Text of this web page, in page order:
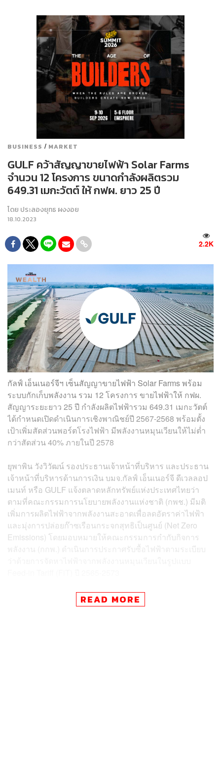
BUSINESS / MARKET
GULF คว้าสัญญาขายไฟฟ้า Solar Farms
จำนวน 12 โครงการ ขนาดกำลังผลิตรวม
649.31 เมกะวัตต์ ให้ กฟผ. ยาว 25 ปี
โดย ประลองยุทธ ผงงอย
18.10.2023
2.2K
กัลฟ์ เอ็นเนอร์จีฯ เซ็นสัญญาขายไฟฟ้า Solar Farms พร้อม
ระบบกักเก็บพลังงาน รวม 12 โครงการ ขายไฟฟ้าให้ กฟผ.
สัญญาระยะยาว 25 ปี กำลังผลิตไฟฟ้ารวม 649.31 เมกะวัตต์
ได้กำหนดเปิดดำเนินการเชิงพาณิชย์ปี 2567-2568 พร้อมตั้ง
เป้าเพิ่มสัดส่วนพอร์ตโรงไฟฟ้า มีพลังงานหมุนเวียนให้ไม่ต่ำ
กว่าสัดส่วน 40% ภายในปี 2578
ยุพาพิน วังวิวัฒน์ รองประธานเจ้าหน้าที่บริหาร และประธาน
เจ้าหน้าที่บริหารด้านการเงิน บมจ.กัลฟ์ เอ็นเนอร์จี ดีเวลลอป
เมนท์ หรือ GULF แจ้งตลาดหลักทรัพย์แห่งประเทศไทยว่า
ตามที่คณะกรรมการนโยบายพลังงานแห่งชาติ (กพช.) มีมติ
เพิ่มการผลิตไฟฟ้าจากพลังงานสะอาดเพื่อลดอัตราค่าไฟฟ้า
และมุ่งการปล่อยก๊าซเรือนกระจกสุทธิเป็นศูนย์ (Net Zero
Emissions) โดยมอบหมายให้คณะกรรมการกำกับกิจการ
พลังงาน (กกพ.) ดำเนินการประกาศรับซื้อไฟฟ้าตามระเบียบ
สำหรับกลุ่มที่ไม่มีต้นทุนเชื้อเพลิง ซึ่งกลุ่มบริษัท GULF ได้ยื่น
ข้อเสนอตามระเบียบว่าด้วยการจัดหาไฟฟ้าจากพลังงาน
READ MORE